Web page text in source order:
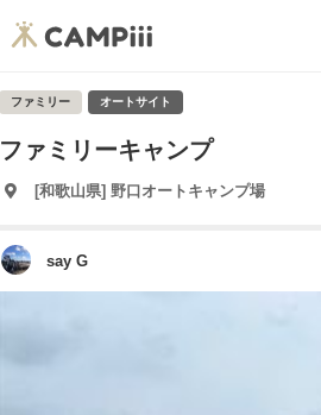
ファミリー オートサイト
ファミリーキャンプ
[和歌山県] 野口オートキャンプ場
say G